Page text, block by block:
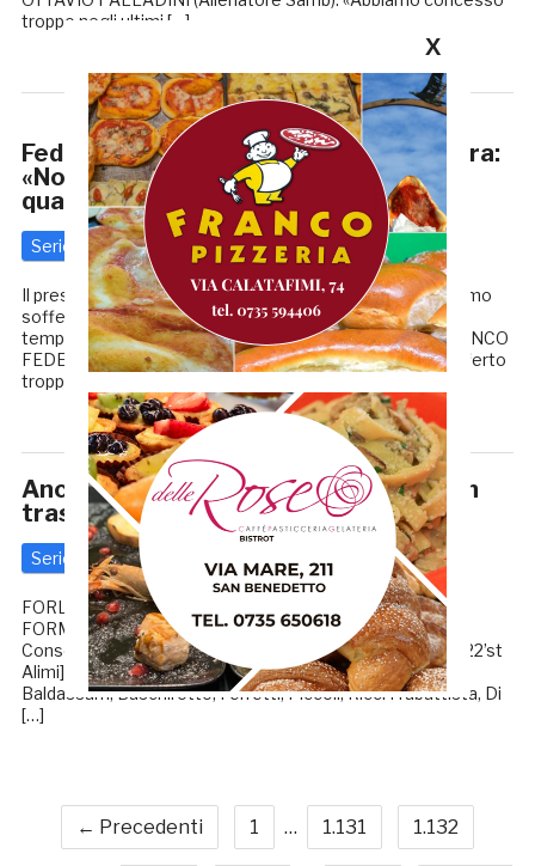
troppo negli ultimi […]
Fedeli stoppa il mercato, almeno per ora:
«Non mi risulta che debba arrivare
qualcuno»
Serie C 25 Settembre 2016 diRedazione GRB
Il presidente della Samb dopo Forlì: «Come sempre abbiamo
sofferto troppo. Mi è piaciuto l’atteggiamento del primo
tempo, nel secondo diversi giocatori sulle gambe»… FRANCO
FEDELI (Presidente Samb): «Come sempre abbiamo sofferto
troppo. I nostri […]
Ancora Mancuso, ancora una vittoria in
trasferta: la Samb passa 1-0 a Forlì
Serie C 25 Settembre 2016 diRedazione GRB
FORLì – SAMB 0-1 MARCATORE: 23’pt Mancuso LE
FORMAZIONI FORLI’ (3-5-2): Turrin; Vesi, Cammaroto,
Conson; Tentoni, Capellupo, Tonelli, Spinosa, Franchetti [22’st
Alimi]; Capellini [9’st Parigi], Bardelloni. A disposizione:
Baldassarri, Baschirotto, Ferretti, Piccoli, Ricci Frabattista, Di
[…]
← Precedenti 1 … 1.131 1.132
X